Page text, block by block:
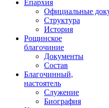
Епархия
Официальные
Структура
История
Рощинское
благочиние
Документы
Состав
Благочинный,
настоятель
Служение
Биография